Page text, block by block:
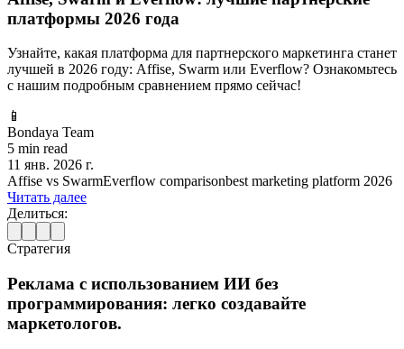
платформы 2026 года
Узнайте, какая платформа для партнерского маркетинга станет
лучшей в 2026 году: Affise, Swarm или Everflow? Ознакомьтесь
с нашим подробным сравнением прямо сейчас!
📱
Bondaya Team
5 min read
11 янв. 2026 г.
Affise vs SwarmEverflow comparisonbest marketing platform 2026
Читать далее
Делиться:
Стратегия
Реклама с использованием ИИ без
программирования: легко создавайте
маркетологов.